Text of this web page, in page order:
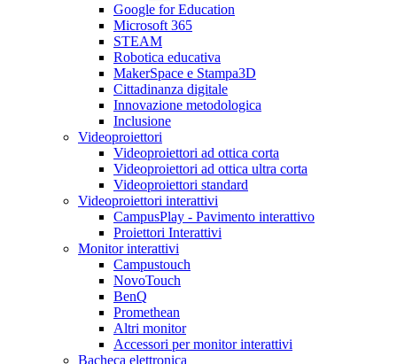
Google for Education
Microsoft 365
STEAM
Robotica educativa
MakerSpace e Stampa3D
Cittadinanza digitale
Innovazione metodologica
Inclusione
Videoproiettori
Videoproiettori ad ottica corta
Videoproiettori ad ottica ultra corta
Videoproiettori standard
Videoproiettori interattivi
CampusPlay - Pavimento interattivo
Proiettori Interattivi
Monitor interattivi
Campustouch
NovoTouch
BenQ
Promethean
Altri monitor
Accessori per monitor interattivi
Bacheca elettronica